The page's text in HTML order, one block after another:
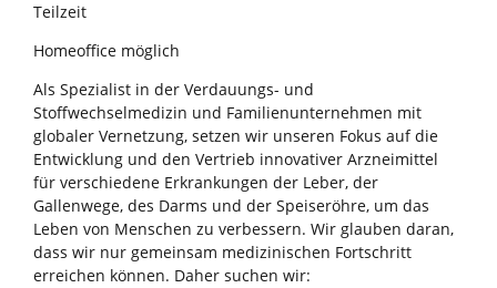
Teilzeit
Homeoffice möglich
Als Spezialist in der Verdauungs- und
Stoffwechselmedizin und Familienunternehmen mit
globaler Vernetzung, setzen wir unseren Fokus auf die
Entwicklung und den Vertrieb innovativer Arzneimittel
für verschiedene Erkrankungen der Leber, der
Gallenwege, des Darms und der Speiseröhre, um das
Leben von Menschen zu verbessern. Wir glauben daran,
dass wir nur gemeinsam medizinischen Fortschritt
erreichen können. Daher suchen wir: